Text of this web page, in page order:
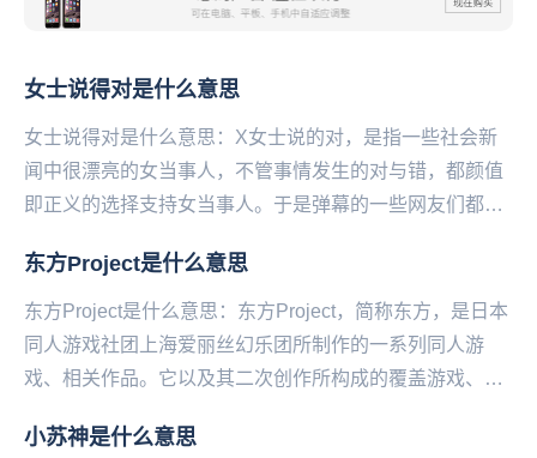
女士说得对是什么意思
女士说得对是什么意思：X女士说的对，是指一些社会新
闻中很漂亮的女当事人，不管事情发生的对与错，都颜值
即正义的选择支持女当事人。于是弹幕的一些网友们都会
东方Project是什么意思
东方Project是什么意思：东方Project，简称东方，是日本
同人游戏社团上海爱丽丝幻乐团所制作的一系列同人游
戏、相关作品。它以及其二次创作所构成的覆盖游戏、动
小苏神是什么意思